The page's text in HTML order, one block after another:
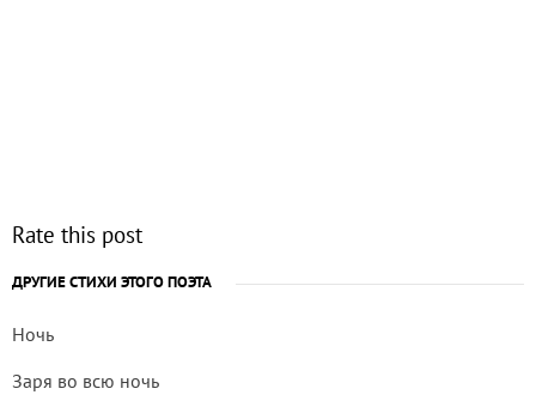
Rate this post
ДРУГИЕ СТИХИ ЭТОГО ПОЭТА
Ночь
Заря во всю ночь